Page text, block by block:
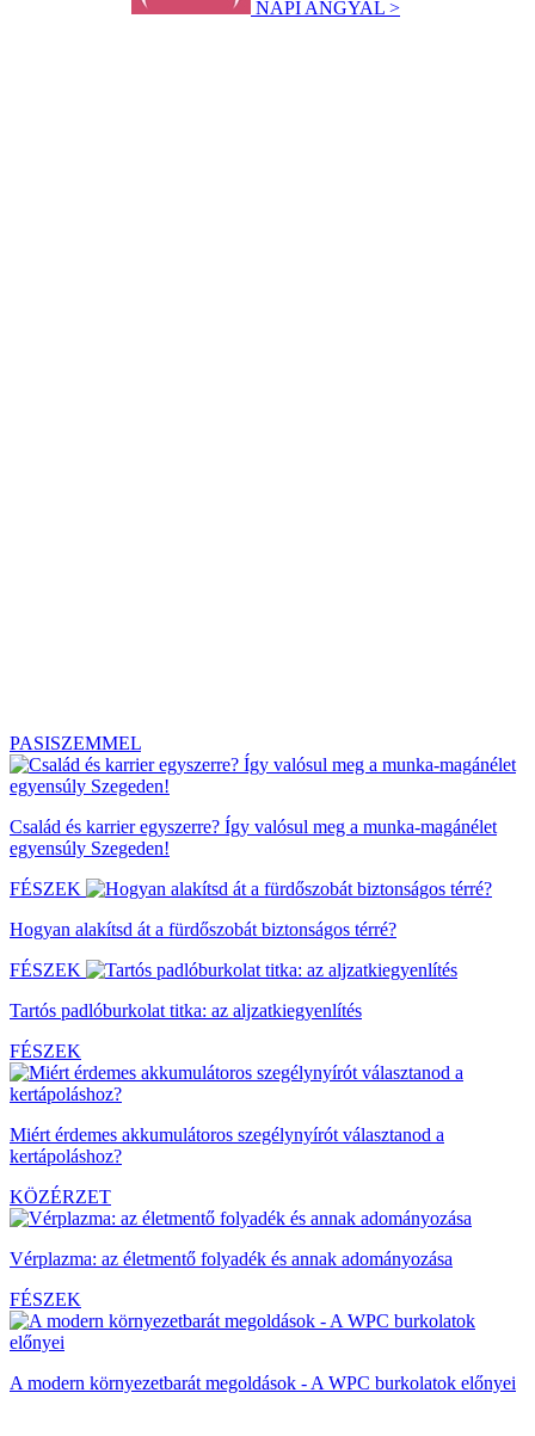
NAPI ANGYAL >
PASISZEMMEL
Család és karrier egyszerre? Így valósul meg a munka-magánélet
egyensúly Szegeden!
FÉSZEK
Hogyan alakítsd át a fürdőszobát biztonságos térré?
FÉSZEK
Tartós padlóburkolat titka: az aljzatkiegyenlítés
FÉSZEK
Miért érdemes akkumulátoros szegélynyírót választanod a
kertápoláshoz?
KÖZÉRZET
Vérplazma: az életmentő folyadék és annak adományozása
FÉSZEK
A modern környezetbarát megoldások - A WPC burkolatok előnyei